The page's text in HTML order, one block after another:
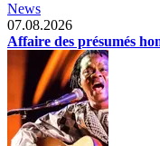
News
07.08.2026
Affaire des présumés